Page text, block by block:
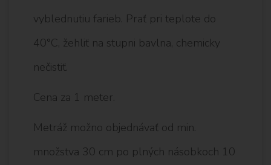
vyblednutiu farieb. Prať pri teplote do
40°C, žehliť na stupni bavlna, chemicky
nečistiť.
Cena za 1 meter.
Metráž možno objednávať od min.
množstva 30 cm po plných násobkoch 10